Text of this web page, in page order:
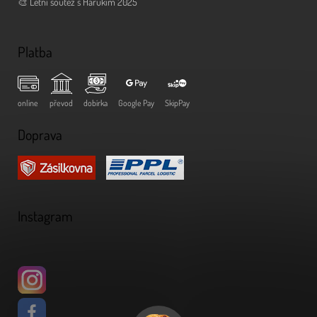
Platba
online převod dobírka Google Pay SkipPay
Doprava
Instagram